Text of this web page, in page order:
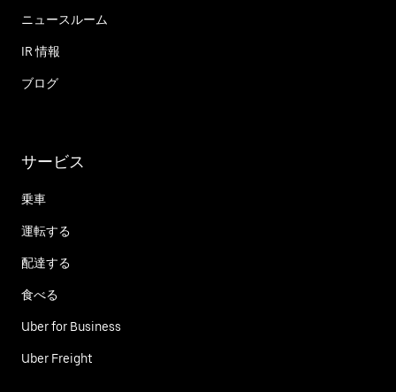
ニュースルーム
IR 情報
ブログ
サービス
乗車
運転する
配達する
食べる
Uber for Business
Uber Freight